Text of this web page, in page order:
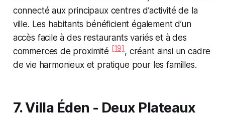
connecté aux principaux centres d’activité de la
ville. Les habitants bénéficient également d’un
accès facile à des restaurants variés et à des
commerces de proximité[19] , créant ainsi un cadre
de vie harmonieux et pratique pour les familles.
7. Villa Éden - Deux Plateaux